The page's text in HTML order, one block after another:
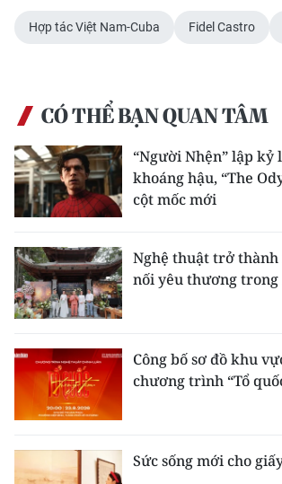
Hợp tác Việt Nam-Cuba Fidel Castro
CÓ THỂ BẠN QUAN TÂM
“Người Nhện” lập kỷ
khoáng hậu, “The
cột mốc mới
Nghệ thuật trở
nối yêu thương trong
Công bố sơ đồ khu
chương trình “Tổ
Sức sống mới cho